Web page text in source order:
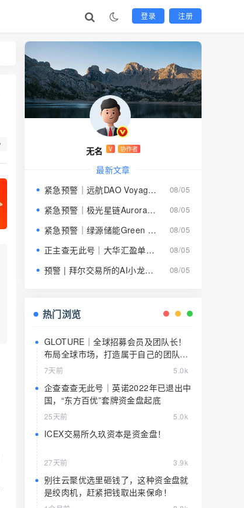
登录 注册
无名 V 协作者
最新文章
紧急预警｜远航DAO Voyage：8月下旬长沙启动大会，旧盘团队平移，RWA+大宗商品包装——又是庞氏滚盘的老剧本
08/05
紧急预警｜极光星链Aurora Star：AI算力包装下的快盘骗局，认购即入坑 08/05
紧急预警｜绿源储能Green Source：披着新能源外衣的庞氏传销盘，8月千人大会就是收割信号 08/05
正主查无此号｜大华汇盈单割跑路中：柬埔寨骗子套牌巴黎狮集团，你的本金已清零 08/05
预警 | 拜尔交易所的AI小龙虾就是9级传销的马甲，日息1.5%养肥了就该宰了 08/05
热门浏览
GLOTURE｜全球招募会员及团队长！
布局全球市场，打造属于自己的团队事
业，想增加收入？想打造团队？加入
7天前 5.0k
企查查查无此号｜英诺2022年已退出中
国，“东方百优”套牌资金盘起底
25天前 5.0k
ICEX交易所久玖资本是资金盘！
27天前 3.9k
别往云聚优选里砸钱了，这种资金盘就
是绞肉机，赶紧把钱取出来保命！